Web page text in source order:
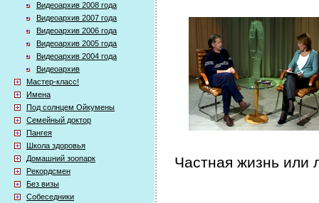
Видеоархив 2008 года
Видеоархив 2007 года
Видеоархив 2006 года
Видеоархив 2005 года
Видеоархив 2004 года
Видеоархив
Мастер-класс!
Имена
Под солнцем Ойкумены
Семейный доктор
Пангея
Школа здоровья
Домашний зоопарк
Рекордсмен
Без визы
Собеседники
Частная жизнь или